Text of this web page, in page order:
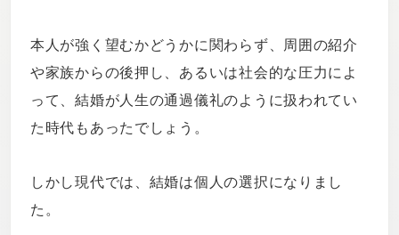
本人が強く望むかどうかに関わらず、周囲の紹介
や家族からの後押し、あるいは社会的な圧力によ
って、結婚が人生の通過儀礼のように扱われてい
た時代もあったでしょう。
しかし現代では、結婚は個人の選択になりまし
た。